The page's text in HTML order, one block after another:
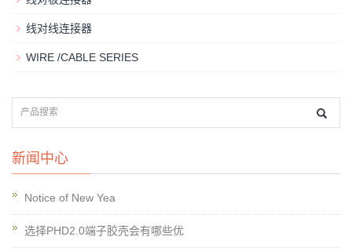
线对线连接器
WIRE /CABLE SERIES
新闻中心
Notice of New Yea
选择PHD2.0端子胶壳会有哪些优